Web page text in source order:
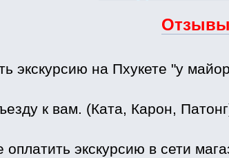
Отзывы
экскурсию на Пхукете "у
к вам. (Ката, Карон,
экскурсию в сети